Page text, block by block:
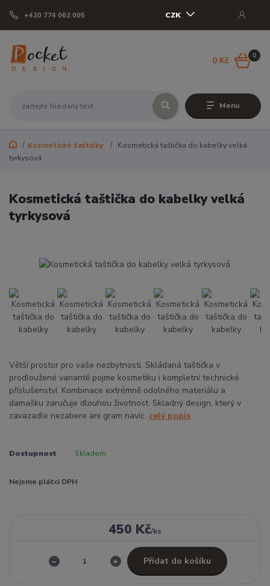
Menu
CZK
+420 774 062 005
0
0 Kč
Kosmetické taštičky
Kosmetická taštička do kabelky velká
tyrkysová
Kosmetická taštička do kabelky velká
tyrkysová
Větší prostor pro vaše nezbytnosti. Skládaná taštička v
prodloužené variantě pojme kosmetiku i kompletní technické
příslušenství. Kombinace extrémně odolného materiálu a
damašku zaručuje dlouhou životnost. Skladný design, který v
zavazadle nezabere ani gram navíc. celý popis
Dostupnost Skladem
Nejsme plátci DPH
450 Kč/ks
Přidat do košíku